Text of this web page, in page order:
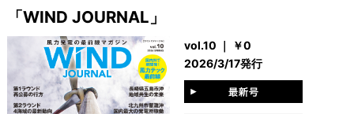
「WIND JOURNAL」
vol.10 ｜ ￥0
2026/3/17発行